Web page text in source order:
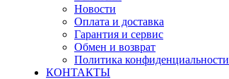
Новости
Оплата и доставка
Гарантия и сервис
Обмен и возврат
Политика конфиденциальности
КОНТАКТЫ